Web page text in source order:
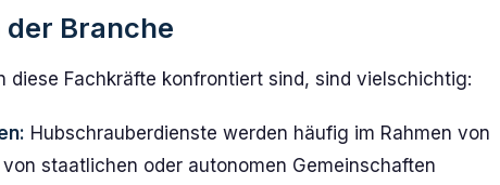
Branche
diese Fachkräfte konfrontiert sind, sind vielschichtig:
Hubschrauberdienste werden häufig im Rahmen von
staatlichen oder autonomen Gemeinschaften